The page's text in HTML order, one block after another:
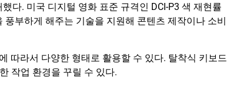
다. 미국 디지털 영화 표준 규격인 DCI-P3 색 재현률
부하게 해주는 기술을 지원해 콘텐츠 제작이나 소비
따라서 다양한 형태로 활용할 수 있다. 탈착식 키보드
작업 환경을 꾸릴 수 있다.